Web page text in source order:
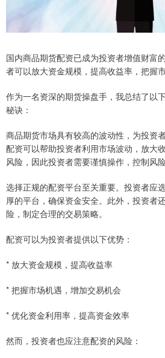
国内商品期货配资已成为投资者增值财富
者可以放大资金规模，提高收益率，把握市
作为一名资深的期货操盘手，我总结了以
秘诀：
商品期货市场具有较高的波动性，为投资
配资可以帮助投资者利用市场波动，放大
风险，因此投资者需要谨慎操作，控制风险
选择正规的配资平台至关重要。投资者应
厚的平台，确保资金安全。此外，投资者
险，制定合理的交易策略。
配资可以为投资者提供以下优势：
* 放大资金规模，提高收益率
* 把握市场机遇，增加交易机会
* 优化资金利用率，提高资金效率
然而，投资者也应注意配资的风险：